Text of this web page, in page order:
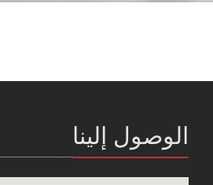
الوصول إلينا